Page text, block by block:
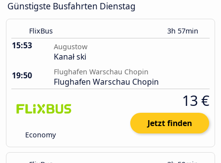
Günstigste Busfahrten Dienstag
FlixBus 3h 57min
15:53 Augustow
Kanał ski
19:50
Flughafen Warschau Chopin
Flughafen Warschau Chopin
Economy
13 €
Jetzt finden